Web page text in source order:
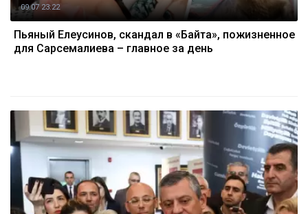
09.07 23:22
Пьяный Елеусинов, скандал в «Байтақ», пожизненное
для Сарсемалиева – главное за день